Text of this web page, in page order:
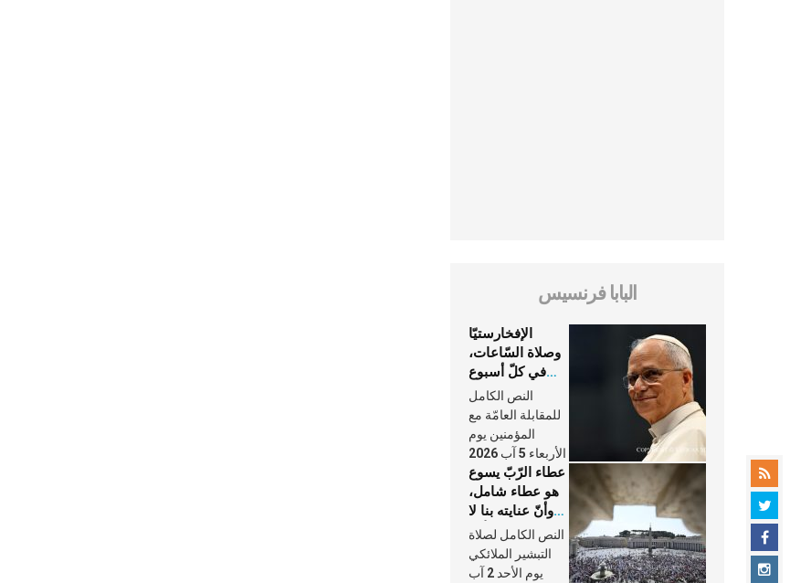
البابا فرنسيس
الإفخارستيّا
وصلاة السّاعات،
في كلّ أسبوع
وكلّ يوم، هما
النَّفَس في حياة
الكنيسة
النص الكامل
للمقابلة العامّة مع
المؤمنين يوم
الأربعاء 5 آب 2026
عطاء الرّبّ يسوع
هو عطاء شامل،
وأنّ عنايته بنا لا
تغيب عنّا أبدًا
النص الكامل لصلاة
التبشير الملائكي
يوم الأحد 2 آب